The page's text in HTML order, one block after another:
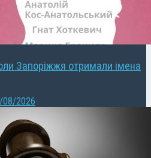
Запоріжжя отримали імена
08/2026